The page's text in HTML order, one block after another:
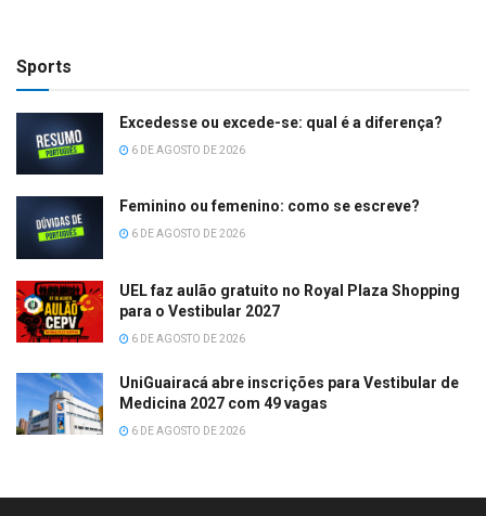
Sports
Excedesse ou excede-se: qual é a diferença?
6 DE AGOSTO DE 2026
Feminino ou femenino: como se escreve?
6 DE AGOSTO DE 2026
UEL faz aulão gratuito no Royal Plaza Shopping
para o Vestibular 2027
6 DE AGOSTO DE 2026
UniGuairacá abre inscrições para Vestibular de
Medicina 2027 com 49 vagas
6 DE AGOSTO DE 2026